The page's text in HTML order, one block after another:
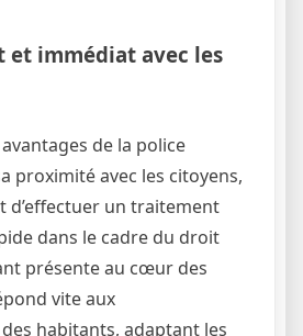
et immédiat avec les
de la police
proximité avec les citoyens,
d’effectuer un traitement
dans le cadre du droit
présente au cœur des
vite aux
habitants, adaptant les